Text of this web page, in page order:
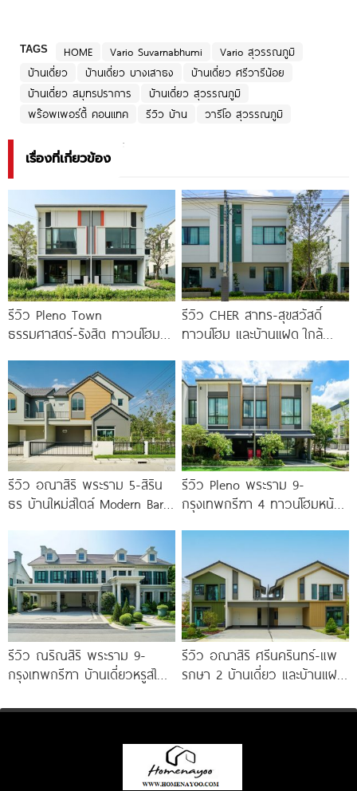
TAGS HOME Vario Suvarnabhumi
Vario สุวรรณภูมิ
บ้านเดี่ยว
บ้านเดี่ยว บางเสาธง
บ้านเดี่ยว ศรีวารีน้อย
บ้านเดี่ยว สมุทรปราการ
บ้านเดี่ยว สุวรรณภูมิ
พร๊อพเพอร์ตี้ คอนแทค
รีวิว บ้าน วารีโอ สุวรรณภูมิ
เรื่องที่เกี่ยวข้อง
รีวิว Pleno Town
ธรรมศาสตร์-รังสิต ทาวน์โฮม
ม.ธรรมศาสตร์
รีวิว CHER สาทร-สุขสวัสดิ์
ทาวน์โฮม และบ้านแฝด ใกล้
ใต้ สถานีแยกประชาอุทิศ เริ่ม
3.59
รีวิว อณาสิริ พระราม 5-สิริน
ธร บ้านใหม่สไตล์ Modern Barn
รีวิว Pleno พระราม 9-
กรุงเทพกรีฑา 4 ทาวน์โฮมหน้า
Premium
รีวิว ณริณสิริ พระราม 9-
กรุงเทพกรีฑา บ้านเดี่ยวหรูสไตล์
Clubhouse วิวทะเลสาบ
รีวิว อณาสิริ ศรีนครินทร์-แพ
รกษา 2 บ้านเดี่ยว และบ้านแฝด